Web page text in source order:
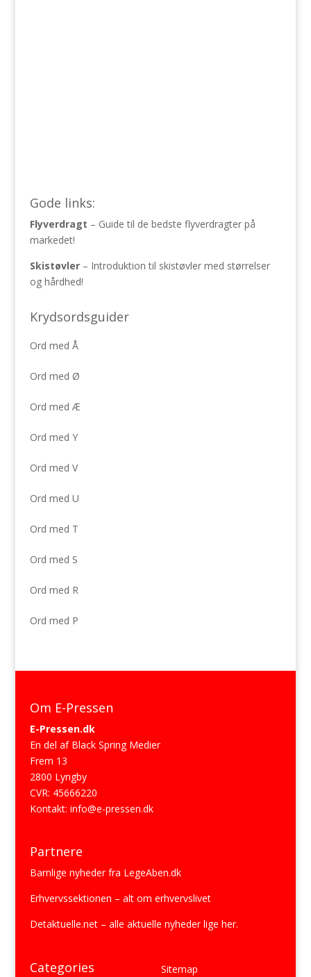
Gode links:
Flyverdragt – Guide til de bedste flyverdragter på
markedet!
Skistøvler – Introduktion til skistøvler med størrelser
og hårdhed!
Krydsordsguider
Ord med Å
Ord med Ø
Ord med Æ
Ord med Y
Ord med V
Ord med U
Ord med T
Ord med S
Ord med R
Ord med P
Om E-Pressen
E-Pressen.dk
En del af Black Spring Medier
Frem 13
2800 Lyngby
CVR: 45666220
Kontakt: info@e-pressen.dk
Partnere
Barnlige nyheder fra LegeAben.dk
Erhvervssektionen – alt om erhvervslivet
Detaktuelle.net– alle aktuelle nyheder lige her.
Categories Sitemap